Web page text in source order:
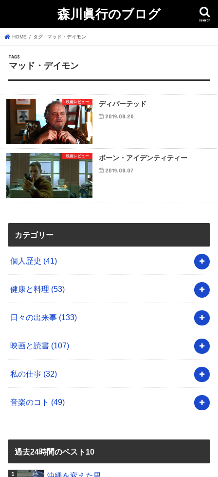
森川眞行のブログ search
HOME タグ : マッド・デイモン
マッド・デイモン
映画レビュー ディパーテッド
2019.08.20
映画レビュー ボーン・アイデンティティー
2019.08.07
カテゴリー
個人歴史 (41)
健康と料理 (53)
日々の出来事 (133)
映画と読書 (107)
私の仕事 (32)
音楽のコト (49)
過去24時間のベスト10